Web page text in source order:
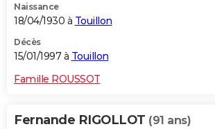
Naissance
18/04/1930 à Touillon
Décès
15/01/1997 à Touillon
Famille ROUSSOT
Fernande RIGOLLOT (91 ans)